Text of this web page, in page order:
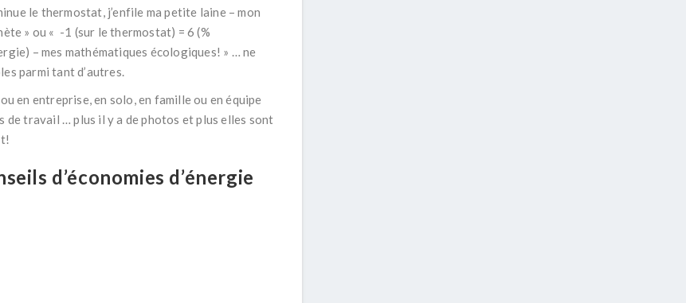
le thermostat, j’enfile ma petite laine – mon
» ou « -1 (sur le thermostat) = 6 (%
– mes mathématiques écologiques! » … ne
parmi tant d’autres.
en entreprise, en solo, en famille ou en équipe
de travail … plus il y a de photos et plus elles sont
d’économies d’énergie